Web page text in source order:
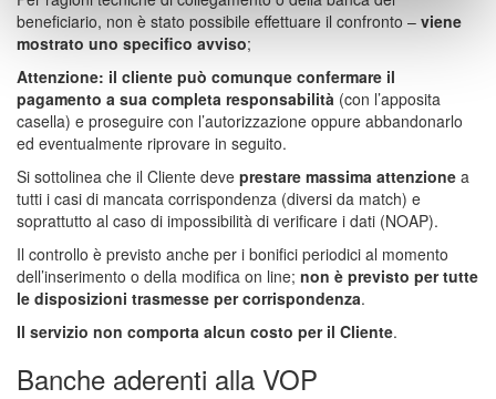
beneficiario, non è stato possibile effettuare il confronto – viene
mostrato uno specifico avviso;
Attenzione: il cliente può comunque confermare il
pagamento a sua completa responsabilità (con l’apposita
casella) e proseguire con l’autorizzazione oppure abbandonarlo
ed eventualmente riprovare in seguito.
Si sottolinea che il Cliente deve prestare massima attenzione a
tutti i casi di mancata corrispondenza (diversi da match) e
soprattutto al caso di impossibilità di verificare i dati (NOAP).
Il controllo è previsto anche per i bonifici periodici al momento
dell’inserimento o della modifica on line; non è previsto per tutte
le disposizioni trasmesse per corrispondenza.
Il servizio non comporta alcun costo per il Cliente.
Banche aderenti alla VOP